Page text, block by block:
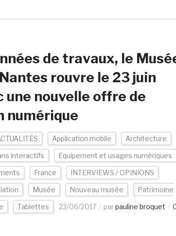
de travaux, le
rouvre le 23 juin
une nouvelle offre de
numérique
Application mobile Architecture
interactifs Equipement et usages numériques
France INTERVIEWS / OPINIONS
Musée Nouveau musée Patrimoine
Tablettes 23/06/2017 parpauline broquet